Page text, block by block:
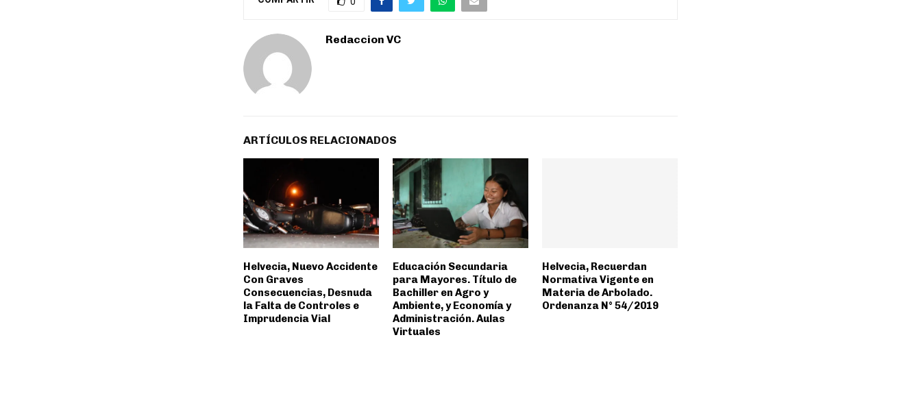
Redaccion VC
ARTÍCULOS RELACIONADOS
Helvecia, Nuevo Accidente
Con Graves
Consecuencias, Desnuda
la Falta de Controles e
Imprudencia Vial
Educación Secundaria
para Mayores. Título de
Bachiller en Agro y
Ambiente, y Economía y
Administración. Aulas
Virtuales
Helvecia, Recuerdan
Normativa Vigente en
Materia de Arbolado.
Ordenanza N° 54/2019